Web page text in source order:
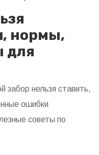
нормы,
для
забор нельзя ставить,
ошибки
советы по